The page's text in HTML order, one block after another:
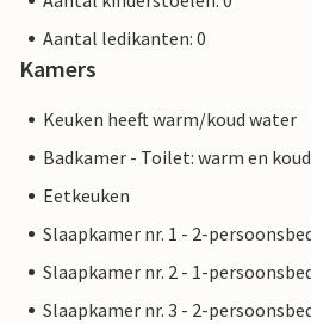
Aantal ledikanten: 0
Kamers
Keuken heeft warm/koud water
Badkamer - Toilet: warm en
Eetkeuken
Slaapkamer nr. 1 - 2-
Slaapkamer nr. 2 - 1-
Slaapkamer nr. 3 - 2-